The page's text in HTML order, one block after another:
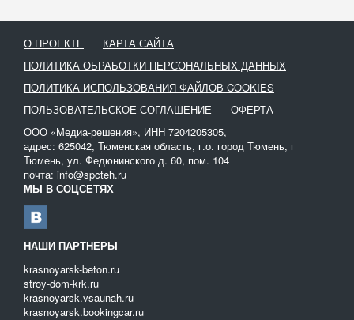
О ПРОЕКТЕ
КАРТА САЙТА
ПОЛИТИКА ОБРАБОТКИ ПЕРСОНАЛЬНЫХ ДАННЫХ
ПОЛИТИКА ИСПОЛЬЗОВАНИЯ ФАЙЛОВ COOKIES
ПОЛЬЗОВАТЕЛЬСКОЕ СОГЛАШЕНИЕ
ОФЕРТА
ООО «Медиа-решения», ИНН 7204205305,
адрес: 625042, Тюменская область, г.о. город Тюмень, г
Тюмень, ул. Федюнинского д. 60, пом. 104
почта: info@spcteh.ru
МЫ В СОЦСЕТЯХ
НАШИ ПАРТНЕРЫ
krasnoyarsk-beton.ru
stroy-dom-krk.ru
krasnoyarsk.vsaunah.ru
krasnoyarsk.bookingcar.ru